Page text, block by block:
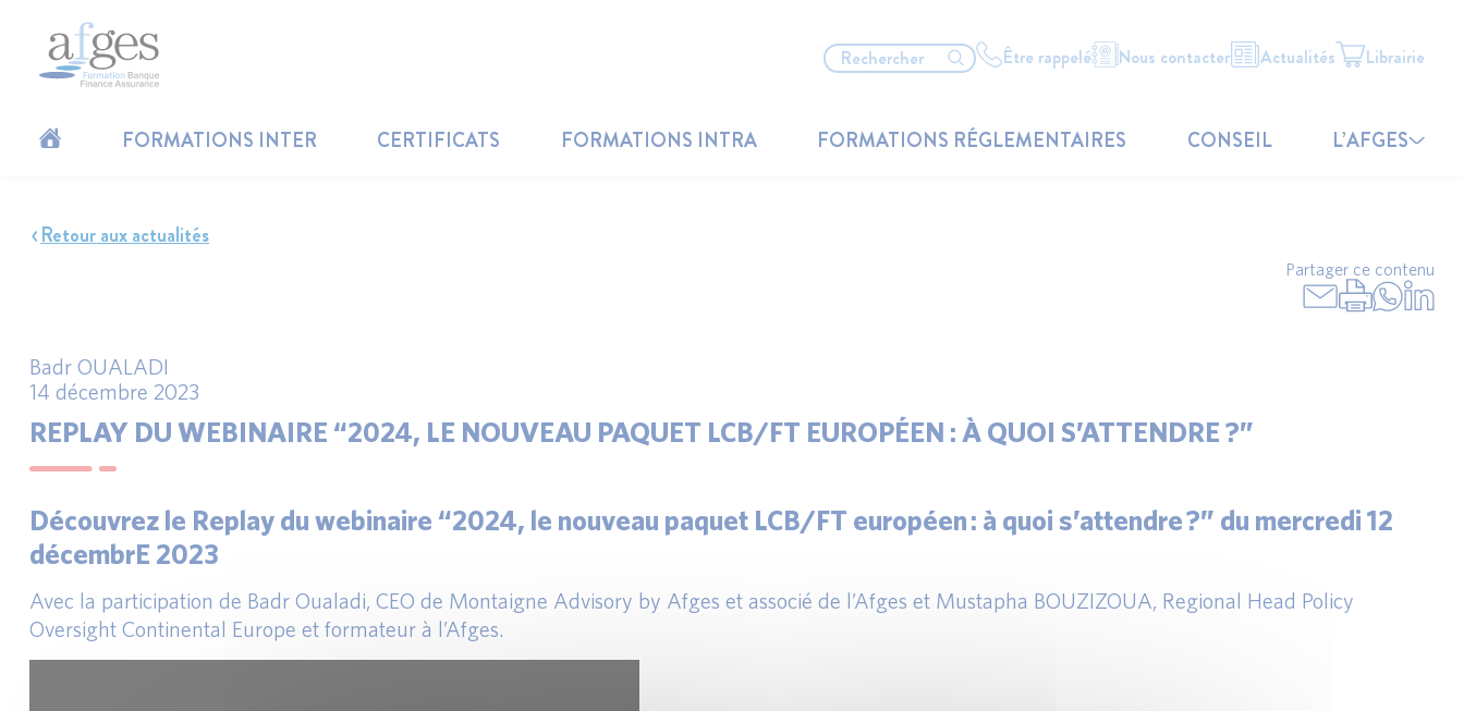
Être rappelé Nous contacter Actualités Librairie
FORMATIONS INTER CERTIFICATS FORMATIONS INTRA FORMATIONS RÉGLEMENTAIRES CONSEIL L’AFGES
Retour aux actualités
Partager ce contenu
Badr OUALADI
14 décembre 2023
REPLAY DU WEBINAIRE “2024, LE NOUVEAU PAQUET LCB/FT EUROPÉEN : À QUOI S’ATTENDRE ?”
Découvrez le Replay du webinaire “2024, le nouveau paquet LCB/FT européen : à quoi s’attendre ?” du mercredi 12
décembrE 2023
Avec la participation de Badr Oualadi, CEO de Montaigne Advisory by Afges et associé de l’Afges et Mustapha BOUZIZOUA, Regional Head Policy
Oversight Continental Europe et formateur à l’Afges.